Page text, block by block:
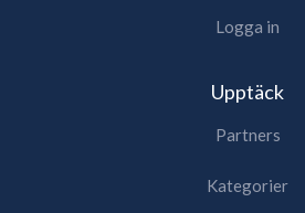
Logga in
Upptäck
Partners
Kategorier